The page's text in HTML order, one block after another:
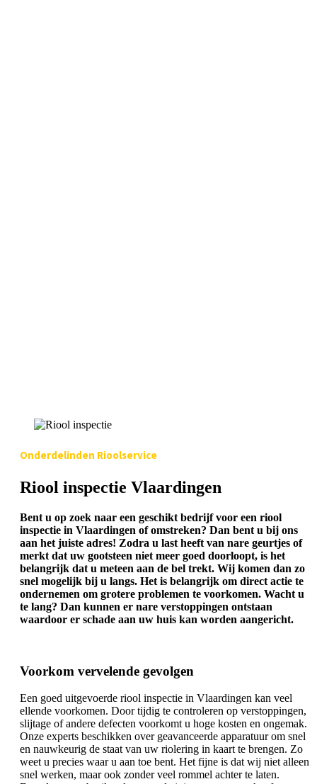
Onderdelinden Rioolservice
Riool inspectie Vlaardingen
Bent u op zoek naar een geschikt bedrijf voor een riool
inspectie in Vlaardingen of omstreken? Dan bent u bij ons
aan het juiste adres! Zodra u last heeft van nare geurtjes of
merkt dat uw gootsteen niet meer goed doorloopt, is het
belangrijk dat u meteen aan de bel trekt. Wij komen dan zo
snel mogelijk bij u langs. Het is belangrijk om direct actie te
ondernemen om grotere problemen te voorkomen. Wacht u
te lang? Dan kunnen er nare verstoppingen ontstaan
waardoor er schade aan uw huis kan worden aangericht.
Voorkom vervelende gevolgen
Een goed uitgevoerde riool inspectie in Vlaardingen kan veel
ellende voorkomen. Door tijdig te controleren op verstoppingen,
slijtage of andere defecten voorkomt u hoge kosten en ongemak.
Onze experts beschikken over geavanceerde apparatuur om snel
en nauwkeurig de staat van uw riolering in kaart te brengen. Zo
weet u precies waar u aan toe bent. Het fijne is dat wij niet alleen
snel werken, maar ook zonder veel rommel achter te laten.